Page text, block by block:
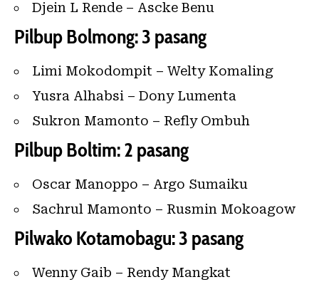
Djein L Rende – Ascke Benu
Pilbup Bolmong: 3 pasang
Limi Mokodompit – Welty Komaling
Yusra Alhabsi – Dony Lumenta
Sukron Mamonto – Refly Ombuh
Pilbup Boltim: 2 pasang
Oscar Manoppo – Argo Sumaiku
Sachrul Mamonto – Rusmin Mokoagow
Pilwako Kotamobagu: 3 pasang
Wenny Gaib – Rendy Mangkat